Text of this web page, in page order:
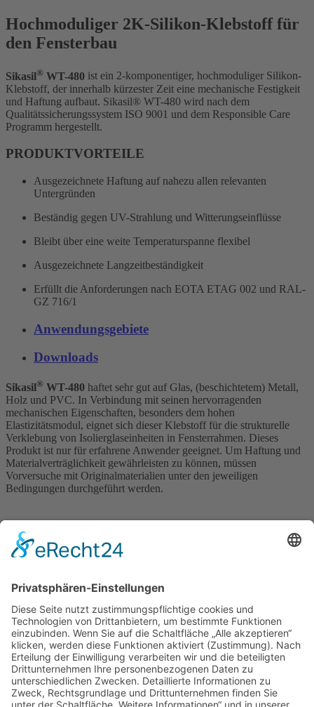
Hochmoduliger 2K-Silikon-Klebstoff für
den Fensterbau
Sikasil® WT-480 ist ein 2-komponentiger, hochmoduliger Silikon-
Klebstoff, der innerhalb kürzester Zeit eine mechanische Festigkeit
und Haftung aufbaut. Sikasil® WT-480 wird nach dem
Qualitätssicherungssystem ISO 9001 und dem Responsible Care
Programm hergestellt.
PRODUKTVORTEILE
Ausgezeichnete Haftung auf nahezu allen relevanten
Untergründen
Beständig gegen UV-Strahlung und Witterungseinflüsse
Bleibt über eine weite Temperaturspanne flexibel
Ausgezeichnete Langzeitbeständigkeit
Erfüllt die Anforderungen nach EOTA ETAG 002 und RAL-
GZ 716/1
Anwendungsgebiete
Downloads
Sikasil® WT-480 haftet sehr gut auf Glas, (beschichtetem) Metall,
Holz und PVC. In Verbindung mit seinen hervorragenden
mechanischen Eigenschaften, besonders dem hohen
Elastizitätsmodul, eignet sich dieser Klebstoff für die strukturelle
Verklebung von Isolierglaseinheiten in Fensterrahmen. Dieses
Produkt ist nur für erfahrene Anwender geeignet. Um Haftung und
Materialverträglichkeit gewährleisten zu können, müssen
Vorversuche mit Originalmaterialien unter den jeweiligen
Bedingungen durchgeführt werden.
Produktinformationen Sikasil WT-480
HEINZ HELLER GmbH
Alte Waldstraße 15
57482 Wenden-Hünsborn
02762 6083-0
info@heinzheller.de